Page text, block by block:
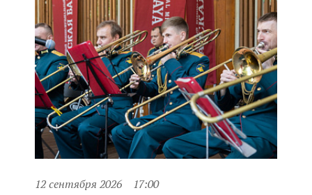
12 сентября 2026 17:00